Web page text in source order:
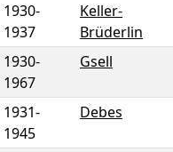
1930-
1937
Keller-
Brüderlin
1930-
1967
Gsell
1931-
1945
Debes